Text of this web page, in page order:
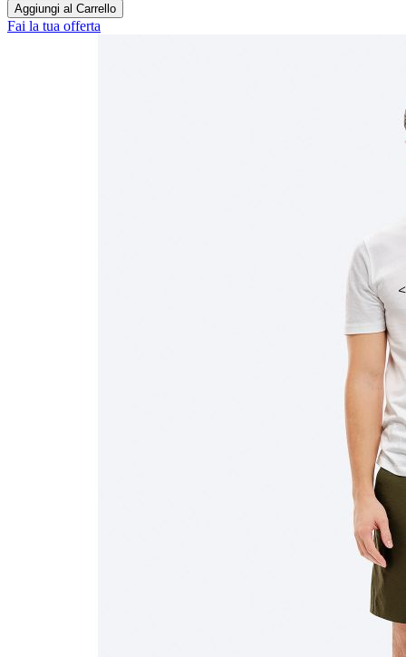
Aggiungi al Carrello
Fai la tua offerta